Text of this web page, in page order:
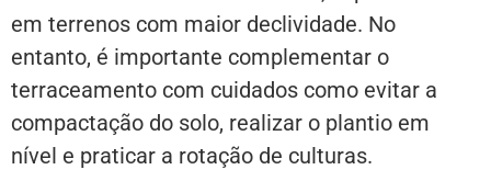
em terrenos com maior declividade. No
entanto, é importante complementar o
terraceamento com cuidados como evitar a
compactação do solo, realizar o plantio em
nível e praticar a rotação de culturas.